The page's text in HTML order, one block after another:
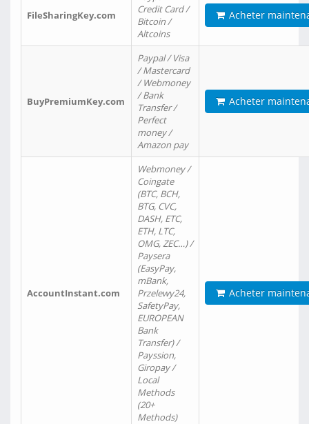
FileSharingKey.com
Credit Card /
Bitcoin /
Altcoins
Acheter
BuyPremiumKey.com
Paypal / Visa
/ Mastercard
/ Webmoney
/ Bank
Transfer /
Perfect
money /
Amazon pay
Acheter
AccountInstant.com
Webmoney /
Coingate
(BTC, BCH,
BTG, CVC,
DASH, ETC,
ETH, LTC,
OMG, ZEC…) /
Paysera
(EasyPay,
mBank,
Przelewy24,
SafetyPay,
EUROPEAN
Bank
Transfer) /
Payssion,
Giropay /
Local
Methods
(20+
Methods)
Acheter